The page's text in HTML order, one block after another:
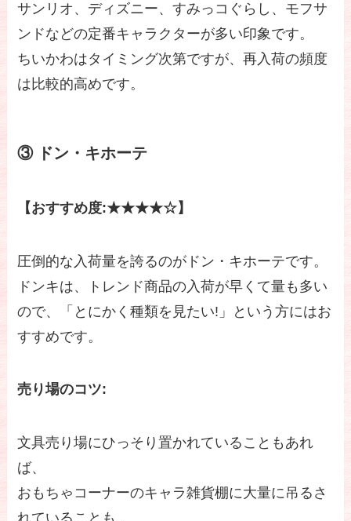
サンリオ、ディズニー、すみっコぐらし、モフサ
ンドなどの定番キャラクターが多い印象です。
ちいかわはタイミング次第ですが、再入荷の頻度
は比較的高めです。
③ ドン・キホーテ
【おすすめ度:★★★★☆】
圧倒的な入荷量を誇るのがドン・キホーテです。
ドンキは、トレンド商品の入荷が早くて量も多い
ので、「とにかく種類を見たい!」という方にはお
すすめです。
売り場のコツ:
文具売り場にひっそり置かれていることもあれ
ば、
おもちゃコーナーのキャラ雑貨棚に大量に吊るさ